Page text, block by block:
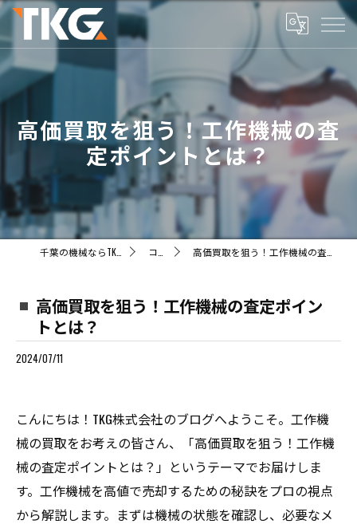
高価買取を狙う！工作機械の査
定ポイントとは？
コラム 高価買取を狙う！工作機械の査定ポイントとは？
高価買取を狙う！工作機械の査定ポイン
トとは？
2024/07/11
こんにちは！TKG株式会社のブログへようこそ。工作機
械の買取をお考えの皆さん、「高価買取を狙う！工作機
械の査定ポイントとは？」というテーマでお届けしま
す。工作機械を高値で売却するための秘訣をプロの視点
から解説します。まずは機械の状態を確認し、必要なメ